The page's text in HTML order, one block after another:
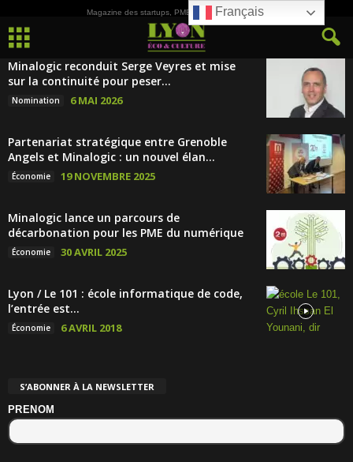
Magazine des startups, PME, ETI et de la Culture
Minalogic reconduit Serge Veyres et mise
sur la continuité pour peser...
Nomination 6 MAI 2026
Partenariat stratégique entre Grenoble
Angels et Minalogic : un nouvel élan...
Économie 19 NOVEMBRE 2025
Minalogic lance un parcours de
décarbonation pour les PME du numérique
Économie 30 AVRIL 2025
Lyon / Le 101 : école informatique de code,
l’entrée est...
Économie 6 AVRIL 2018
S’ABONNER À LA NEWSLETTER
PRENOM
Français